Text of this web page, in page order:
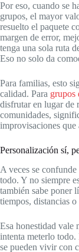
Por eso, cuando se
grupos, el mayor
resuelto el paquete
margen de error,
tenga una sola ruta
Eso no solo da
Para familias, esto
calidad. Para grupos
disfrutar en lugar de
comunidades,
improvisaciones
Personalización sí,
A veces se
todo. Y no siempre
también sabe poner
tiempos, distancias
Esa honestidad vale
intenta meterlo
se pueden vivir con